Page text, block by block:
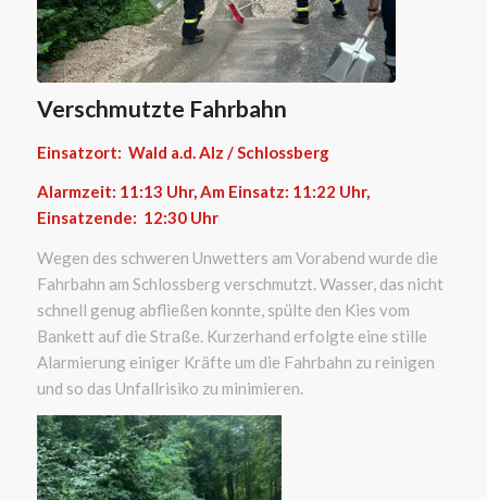
Verschmutzte Fahrbahn
Einsatzort: Wald a.d. Alz / Schlossberg
Alarmzeit: 11:13 Uhr, Am Einsatz: 11:22 Uhr,
Einsatzende: 12:30 Uhr
Wegen des schweren Unwetters am Vorabend wurde die
Fahrbahn am Schlossberg verschmutzt. Wasser, das nicht
schnell genug abfließen konnte, spülte den Kies vom
Bankett auf die Straße. Kurzerhand erfolgte eine stille
Alarmierung einiger Kräfte um die Fahrbahn zu reinigen
und so das Unfallrisiko zu minimieren.